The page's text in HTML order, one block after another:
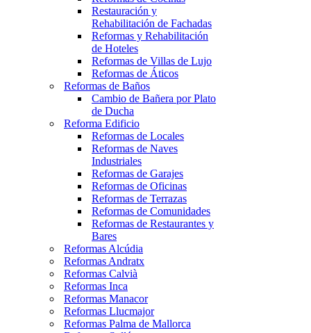
Restauración y
Rehabilitación de Fachadas
Reformas y Rehabilitación
de Hoteles
Reformas de Villas de Lujo
Reformas de Áticos
Reformas de Baños
Cambio de Bañera por Plato
de Ducha
Reforma Edificio
Reformas de Locales
Reformas de Naves
Industriales
Reformas de Garajes
Reformas de Oficinas
Reformas de Terrazas
Reformas de Comunidades
Reformas de Restaurantes y
Bares
Reformas Alcúdia
Reformas Andratx
Reformas Calvià
Reformas Inca
Reformas Manacor
Reformas Llucmajor
Reformas Palma de Mallorca